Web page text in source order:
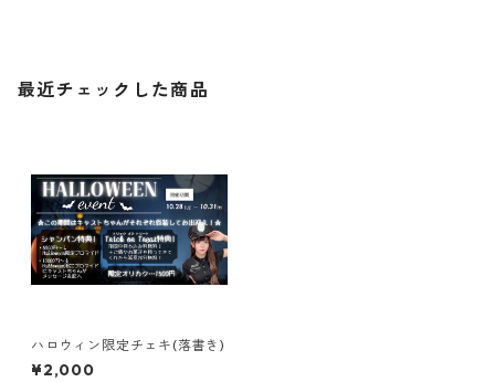
最近チェックした商品
ハロウィン限定チェキ(落書き)
¥2,000